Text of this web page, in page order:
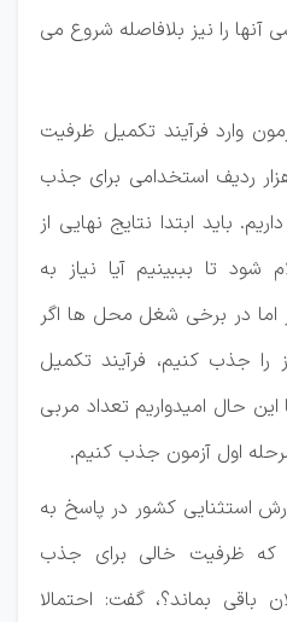
آنها را نیز بلافاصله شروع می
وارد فرآیند تکمیل ظرفیت
ردیف استخدامی برای جذب
باید ابتدا نتایج نهایی از
تا بببینیم آیا نیاز به
اما در برخی شغل محل ها اگر
را جذب کنیم، فرآیند تکمیل
حال امیدواریم تعداد مربی
اول آزمون جذب کنیم.
استثنایی کشور در پاسخ به
که ظرفیت خالی برای جذب
باقی بماند؟، گفت: احتمالا